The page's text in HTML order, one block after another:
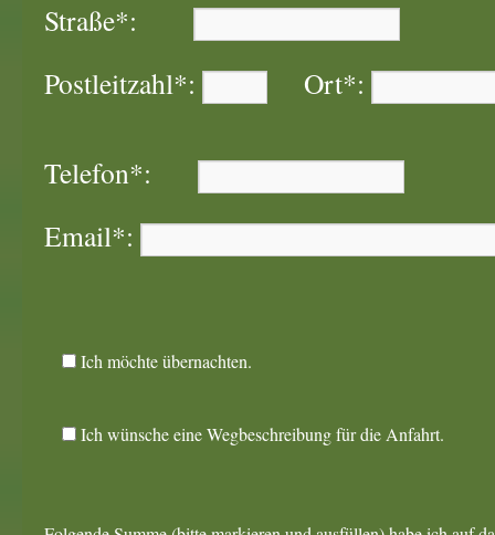
Straße*:
Postleitzahl*:
Ort*:
Telefon*:
Email*:
Ich möchte übernachten.
Ich wünsche eine Wegbeschreibung für die Anfahrt.